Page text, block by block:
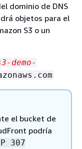
dominio de DNS
objetos para el
S3 o un
demo-
el bucket de
podría
307